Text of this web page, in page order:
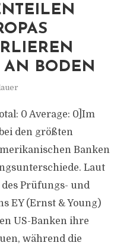
AN BODEN
0 Average: 0]Im
den größten
Banken
Laut
Prüfungs- und
EY (Ernst & Young)
US-Banken ihre
während die